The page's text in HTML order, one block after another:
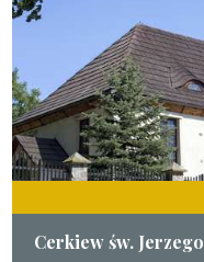
Cerkiew św. Jerzego